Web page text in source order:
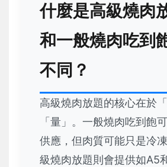
什麼是高級燒肉
和一般燒肉吃到
不同？
高級燒肉放題的核心在於
「量」。一般燒肉吃到飽
供應，但肉質可能只是冷
級燒肉放題則會提供如A5